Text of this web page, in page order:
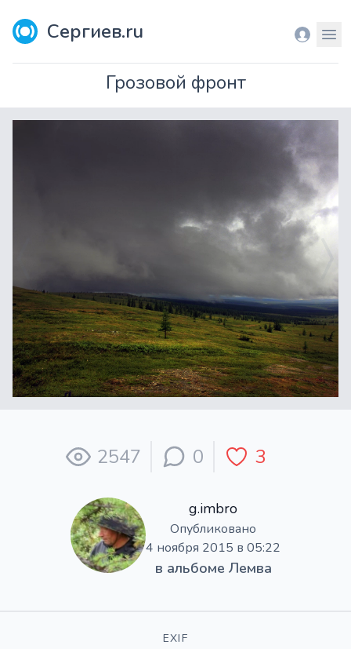
Сергиев.ru Вход
Грозовой фронт
2547 0 3
g.imbro
Опубликовано
4 ноября 2015 в 05:22
в альбоме Лемва
EXIF